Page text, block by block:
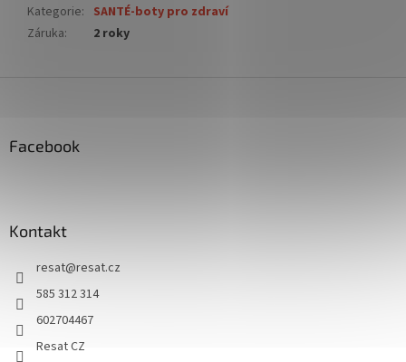
Kategorie: SANTÉ-boty pro zdraví
Záruka: 2 roky
Facebook
Kontakt
resat@resat.cz
585 312 314
602704467
Resat CZ